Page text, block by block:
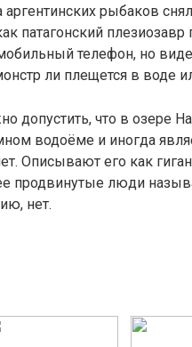
аргентинских рыбаков
патагонский
телефон, но
ли плещется в воде
допустить, что в озере
водоёме и иногда
Описывают его как
продвинутые люди
нет.